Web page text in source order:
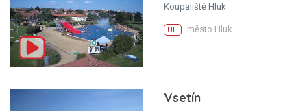
Koupaliště Hluk
UH město Hluk
Vsetín